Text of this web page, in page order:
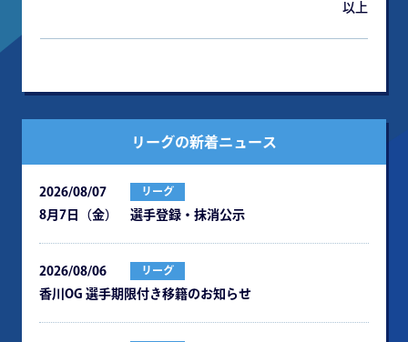
以上
リーグの新着ニュース
2026/08/07 リーグ
8月7日（金） 選手登録・抹消公示
2026/08/06 リーグ
⾹川OG 選⼿期限付き移籍のお知らせ